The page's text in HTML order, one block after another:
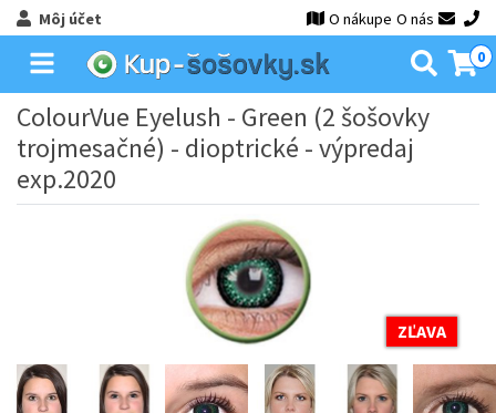
Môj účet O nákupe O nás
0
ColourVue Eyelush - Green (2 šošovky
trojmesačné) - dioptrické - výpredaj
exp.2020
ZĽAVA